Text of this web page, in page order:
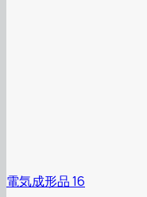
電気成形品 16